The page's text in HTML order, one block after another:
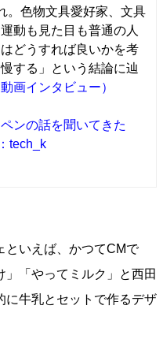
。色物文具愛好家、文具
動も見た目も普通の人
どうすれば良いかを考
する」という結論に辿
動画インタビュー）
ンの話を聞いてきた
tech_k
といえば、かつてCMで
」「やってミルク」と西田
に牛乳とセットで作るデザ